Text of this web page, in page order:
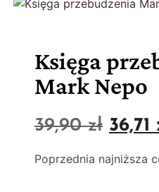
Księga
Mark Nepo
39,90zł 36,71
Poprzednia najniższa